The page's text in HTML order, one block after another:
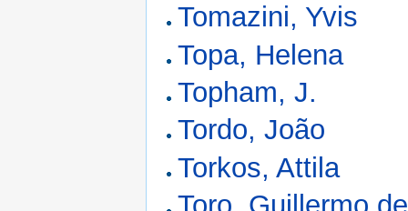
Tomazini, Yvis
Topa, Helena
Topham, J.
Tordo, João
Torkos, Attila